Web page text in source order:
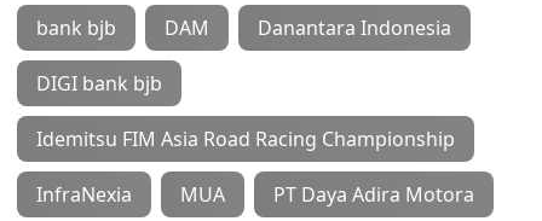
bank bjb DAM Danantara Indonesia
DIGI bank bjb
Idemitsu FIM Asia Road Racing Championship
InfraNexia MUA PT Daya Adira Motora